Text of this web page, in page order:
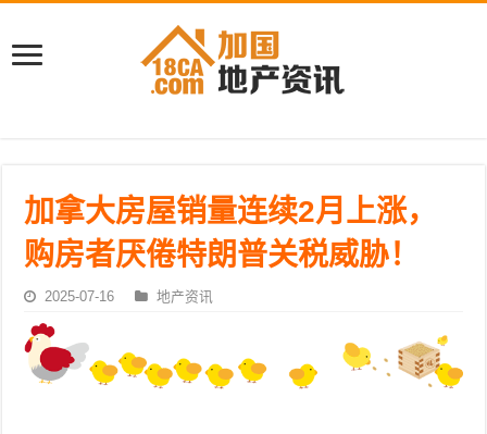
加拿大房屋销量连续2月上涨，
购房者厌倦特朗普关税威胁！
2025-07-16 地产资讯